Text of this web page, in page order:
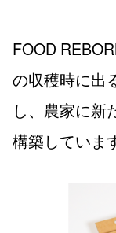
FOOD
の収穫時に出
し、農家に新
構築していま